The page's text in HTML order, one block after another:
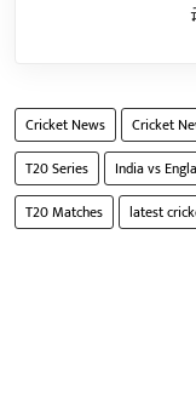
Cricket News Cricket
T20 Series
India vs
T20 Matches
latest